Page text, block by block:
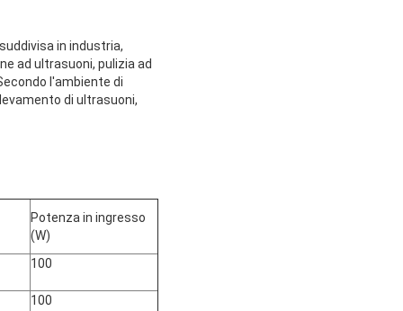
in industria,
ad ultrasuoni, pulizia ad
l'ambiente di
di ultrasuoni,
Potenza in ingresso
(W)
100
100